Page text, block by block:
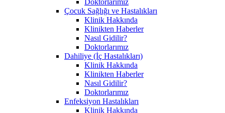
Çocuk Sağlığı ve Hastalıkları
Klinik Hakkında
Klinikten Haberler
Nasıl Gidilir?
Doktorlarımız
Dahiliye (İç Hastalıkları)
Klinik Hakkında
Klinikten Haberler
Nasıl Gidilir?
Doktorlarımız
Enfeksiyon Hastalıkları
Klinik Hakkında